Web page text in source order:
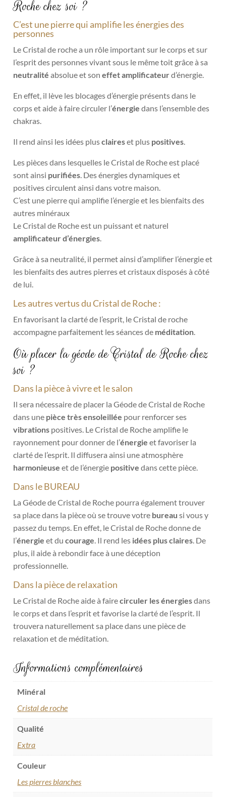
Roche chez soi ?
C’est une pierre qui amplifie les énergies des
personnes
Le Cristal de roche a un rôle important sur le corps et sur
l’esprit des personnes vivant sous le même toit grâce à sa
neutralitéabsolue et soneffet amplificateurd’énergie.
En effet, il lève les blocages d’énergie présents dans le
corps et aide à faire circuler l’énergie dans l’ensemble des
chakras.
Il rend ainsi les idées plusclaireset plus positives.
Les pièces dans lesquelles le Cristal de Roche est placé
sont ainsi purifiées. Des énergies dynamiques et
positives circulent ainsi dans votre maison.
C’est une pierre qui amplifie l’énergie et les bienfaits des
autres minéraux
Le Cristal de Roche est un puissant et naturel
amplificateur d’énergies.
Grâce à sa neutralité, il permet ainsi d’amplifier l’énergie et
les bienfaits des autres pierres et cristaux disposés à côté
de lui.
Les autres vertus du Cristal de Roche :
En favorisant la clarté de l’esprit, le Cristal de roche
accompagne parfaitement les séances de méditation.
Où placer la géode de Cristal de Roche chez
soi ?
Dans la pièce à vivre et le salon
Il sera nécessaire de placer la Géode de Cristal de Roche
dans une pièce très ensoleillée pour renforcer ses
vibrations positives. Le Cristal de Roche amplifie le
rayonnement pour donner de l’énergieet favoriser la
clarté de l’esprit. Il diffusera ainsi une atmosphère
harmonieuse et de l’énergie positive dans cette pièce.
Dans le BUREAU
La Géode de Cristal de Roche pourra également trouver
sa place dans la pièce où se trouve votre bureau si vous y
passez du temps. En effet, le Cristal de Roche donne de
l’énergie et ducourage. Il rend les idées plus claires. De
plus, il aide à rebondir face à une déception
professionnelle.
Dans la pièce de relaxation
Le Cristal de Roche aide à fairecirculer les énergiesdans
le corps et dans l’esprit et favorise la clarté de l’esprit. Il
trouvera naturellement sa place dans une pièce de
relaxation et de méditation.
Informations complémentaires
Minéral
Cristal de roche
Qualité
Extra
Couleur
Les pierres blanches